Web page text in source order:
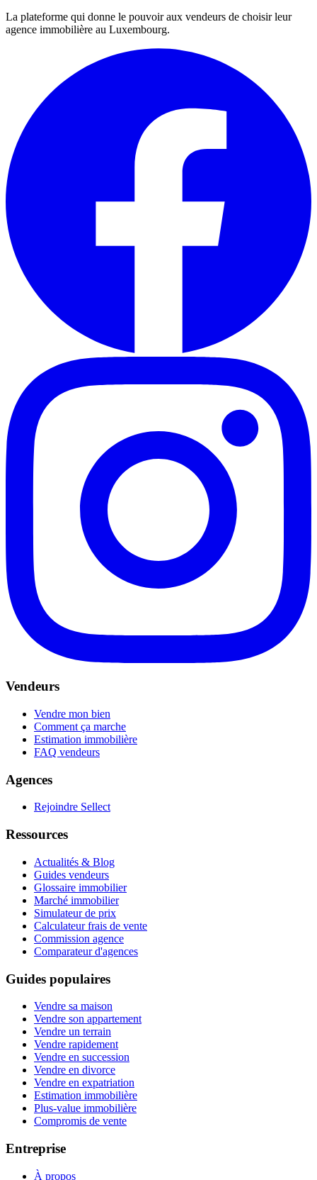
La plateforme qui donne le pouvoir aux vendeurs de choisir leur
agence immobilière au Luxembourg.
Vendeurs
Vendre mon bien
Comment ça marche
Estimation immobilière
FAQ vendeurs
Agences
Rejoindre Sellect
Ressources
Actualités & Blog
Guides vendeurs
Glossaire immobilier
Marché immobilier
Simulateur de prix
Calculateur frais de vente
Commission agence
Comparateur d'agences
Guides populaires
Vendre sa maison
Vendre son appartement
Vendre un terrain
Vendre rapidement
Vendre en succession
Vendre en divorce
Vendre en expatriation
Estimation immobilière
Plus-value immobilière
Compromis de vente
Entreprise
À propos